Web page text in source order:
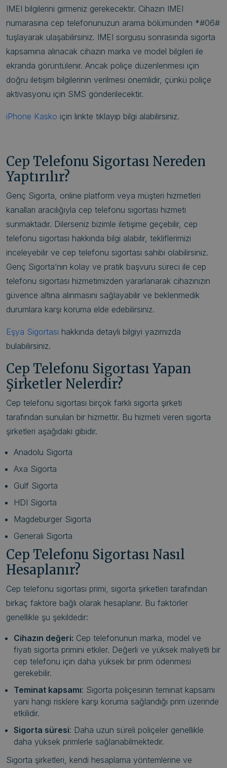
IMEI bilgilerini girmeniz gerekecektir. Cihazın IMEI
numarasına cep telefonunuzun arama bölümünden *#06#
tuşlayarak ulaşabilirsiniz. IMEI sorgusu sonrasında sigorta
kapsamına alınacak cihazın marka ve model bilgileri ile
ekranda görüntülenir. Ancak poliçe düzenlenmesi için
doğru iletişim bilgilerinin verilmesi önemlidir, çünkü poliçe
aktivasyonu için SMS gönderilecektir.
iPhone Kasko için linkte tıklayıp bilgi alabilirsiniz.
Cep Telefonu Sigortası Nereden
Yaptırılır?
Genç Sigorta, online platform veya müşteri hizmetleri
kanalları aracılığıyla cep telefonu sigortası hizmeti
sunmaktadır. Dilerseniz bizimle iletişime geçebilir, cep
telefonu sigortası hakkında bilgi alabilir, tekliflerimizi
inceleyebilir ve cep telefonu sigortası sahibi olabilirsiniz.
Genç Sigorta’nın kolay ve pratik başvuru süreci ile cep
telefonu sigortası hizmetimizden yararlanarak cihazınızın
güvence altına alınmasını sağlayabilir ve beklenmedik
durumlara karşı koruma elde edebilirsiniz.
Eşya Sigortası hakkında detaylı bilgiyi yazımızda
bulabilirsiniz.
Cep Telefonu Sigortası Yapan
Şirketler Nelerdir?
Cep telefonu sigortası birçok farklı sigorta şirketi
tarafından sunulan bir hizmettir. Bu hizmeti veren sigorta
şirketleri aşağıdaki gibidir.
Anadolu Sigorta
Axa Sigorta
Gulf Sigorta
HDI Sigorta
Magdeburger Sigorta
Generali Sigorta
Cep Telefonu Sigortası Nasıl
Hesaplanır?
Cep telefonu sigortası primi, sigorta şirketleri tarafından
birkaç faktöre bağlı olarak hesaplanır. Bu faktörler
genellikle şu şekildedir:
Cihazın değeri: Cep telefonunun marka, model ve
fiyatı sigorta primini etkiler. Değerli ve yüksek maliyetli bir
cep telefonu için daha yüksek bir prim ödenmesi
gerekebilir.
Teminat kapsamı: Sigorta poliçesinin teminat kapsamı
yani hangi risklere karşı koruma sağlandığı prim üzerinde
etkilidir.
Sigorta süresi: Daha uzun süreli poliçeler genellikle
daha yüksek primlerle sağlanabilmektedir.
Sigorta şirketleri, kendi hesaplama yöntemlerine ve